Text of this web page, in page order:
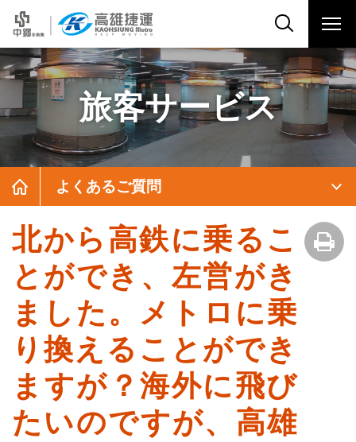
旅客サービス
よくあるご質問
北から高鉄に乗るこ
とができ、左営がき
ました。メトロに乗
り換えることができ
ますが？海外に飛び
たいのですが、高雄